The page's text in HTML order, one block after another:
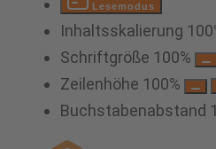
Lesemodus
Inhaltsskalierung 100
Schriftgröße 100%
Zeilenhöhe 100%
Buchstabenabstand